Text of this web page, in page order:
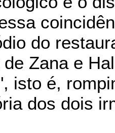
do
Zana e
isto é,
dos dois